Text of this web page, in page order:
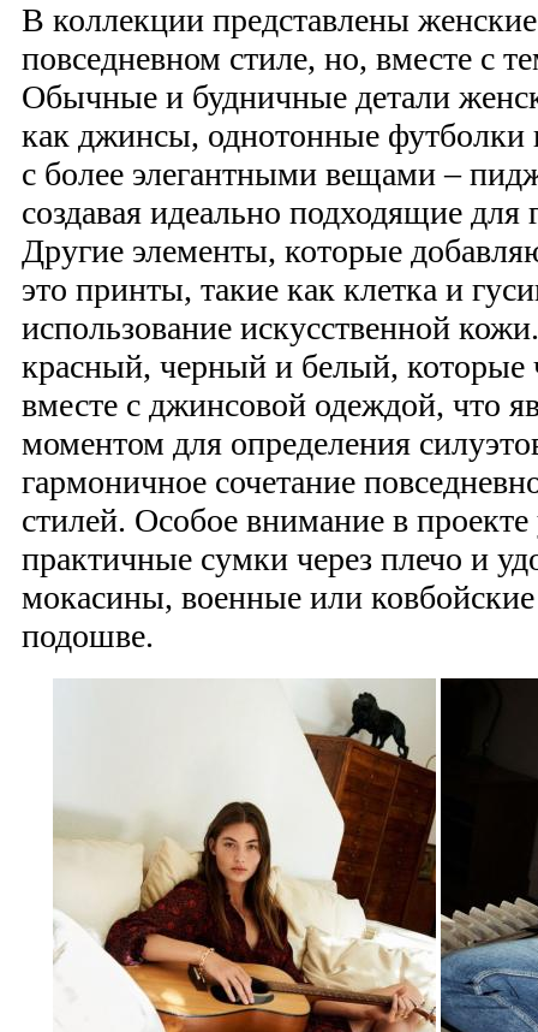
В коллекции представлены
повседневном стиле, но, вместе с
Обычные и будничные детали
как джинсы, однотонные футболки
с более элегантными вещами –
создавая идеально подходящие для
Другие элементы, которые
это принты, такие как клетка и
использование искусственной
красный, черный и белый, которые
вместе с джинсовой одеждой, что
моментом для определения
гармоничное сочетание
стилей. Особое внимание в проекте
практичные сумки через плечо и
мокасины, военные или
подошве.